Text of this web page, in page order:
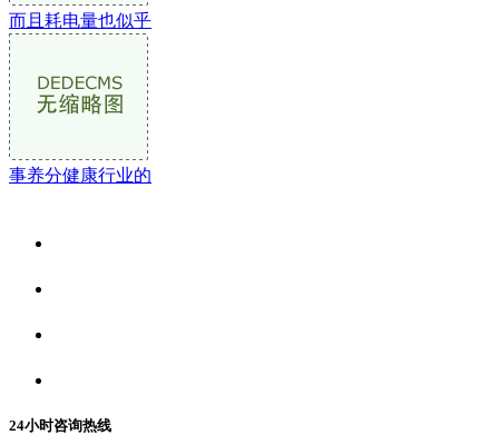
而且耗电量也似乎
事养分健康行业的
24小时咨询热线